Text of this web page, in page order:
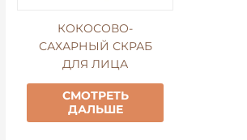
КОКОСОВО-
САХАРНЫЙ СКРАБ
ДЛЯ ЛИЦА
СМОТРЕТЬ
ДАЛЬШЕ